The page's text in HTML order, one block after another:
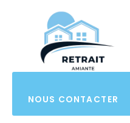
NOUS CONTACTER